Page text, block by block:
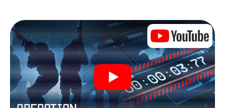
ziehen Sie die richtigen Schlüsse und vor allem: Vertrauen
Sie niemandem!
Anders als in einem klassischen Escape Room in Newton
Aycliffe sind Sie also nicht in ein Zimmer eingesperrt, aus
dem Sie sich in einem vorgegebenen Zeitfenster
befreien müssen. Diese Smartphone Schnitzeljagd erklärt
ganz Newton Aycliffe zu Ihrem persönlichen Spielfeld! Die
technische Voraussetzung für Ihr Agentenabenteuer in